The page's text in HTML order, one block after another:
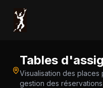
Tables
Visualisation des
gestion des